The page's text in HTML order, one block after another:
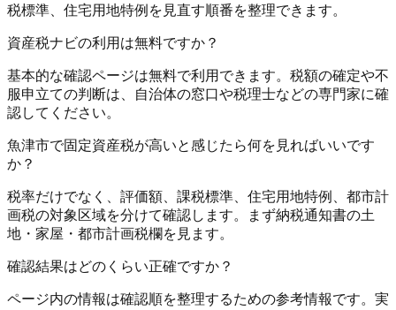
税標準、住宅用地特例を見直す順番を整理できます。
資産税ナビの利用は無料ですか？
基本的な確認ページは無料で利用できます。税額の確定や不
服申立ての判断は、自治体の窓口や税理士などの専門家に確
認してください。
魚津市で固定資産税が高いと感じたら何を見ればいいです
か？
税率だけでなく、評価額、課税標準、住宅用地特例、都市計
画税の対象区域を分けて確認します。まず納税通知書の土
地・家屋・都市計画税欄を見ます。
確認結果はどのくらい正確ですか？
ページ内の情報は確認順を整理するための参考情報です。実